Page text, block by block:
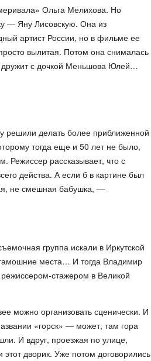
Ольга Мелихова. Но
— Яну Лисовскую. Она из
артист России, но в фильме ее
вылитая. Потом она снималась
дружит с дочкой Меньшова Юлей…
решили делать более приближенной
тогда еще и 50 лет не было,
Режиссер рассказывает, что с
действа. А если б в картине был
не смешная бабушка, —
группа искали в Иркутской
места… И тогда Владимир
стажером в Великой
можно организовать сценически. И
«горск» — может, там гора
И вдруг, проезжая по улице,
дворик. Уже потом договорились